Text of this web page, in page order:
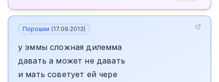
Порошки (17.09.2013)
у эммы сложная дилемма
давать а может не давать
и мать советует ей чере